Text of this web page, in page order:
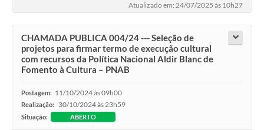
Telefones Úteis
Atualizado em: 24/07/2025 às 10h27
CHAMADA PUBLICA 004/24 --- Seleção de
projetos para firmar termo de execução cultural
com recursos da Política Nacional Aldir Blanc de
Fomento à Cultura – PNAB
Postagem: 11/10/2024 às 09h00
Realização: 30/10/2024 às 23h59
Situação: ABERTO